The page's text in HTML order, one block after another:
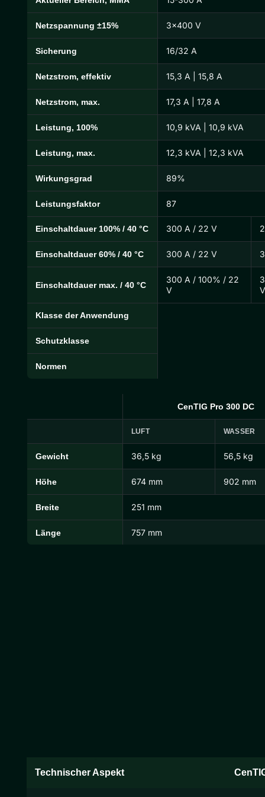
Netzspannung ±15% 3×400 V
Sicherung 16/32 A
Netzstrom, effektiv 15,3 A | 15,8 A
Netzstrom, max. 17,3 A | 17,8 A
Leistung, 100% 10,9 kVA | 10,9 kVA
Leistung, max. 12,3 kVA | 12,3 kVA
Wirkungsgrad 89%
Leistungsfaktor 87
Einschaltdauer 100% / 40 °C 300 A / 22 V
Einschaltdauer 60% / 40 °C 300 A / 22 V
Einschaltdauer max. / 40 °C
300 A / 100% / 22
V
V
Klasse der Anwendung
Schutzklasse
Normen
CenTIG Pro Abmessungen und Gewichte
CenTIG Pro 300 DC
LUFT WASSER
Gewicht 36,5 kg 56,5 kg
Höhe 674 mm 902 mm
Breite 251 mm
Länge 757 mm
Technischer Aspekt